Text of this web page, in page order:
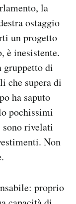
la
ostaggio
un progetto
è inesistente.
gruppetto di
che supera di
ha saputo
pochissimi
rivelati
Non
proprio